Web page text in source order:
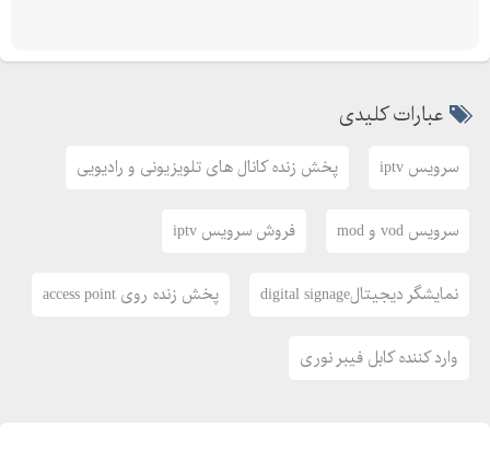
• اعلام وضعیت ترافیک شهری، آب و هوا و اوقات شرعی
مجتمع های تجاری، اداری، مسکونی، کارخانجات، بیمارستان ها، کلیه
عبارات کلیدی
سرویس iptv پخش زنده کانال های تلویزیونی و رادیویی
سرویس vod و mod فروش سرویس iptv
نمایشگر دیجیتالdigital signage پخش زنده روی access point
وارد کننده کابل فیبر نوری